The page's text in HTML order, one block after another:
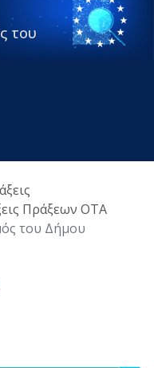
του
Πράξεων ΟΤΑ
του Δήμου